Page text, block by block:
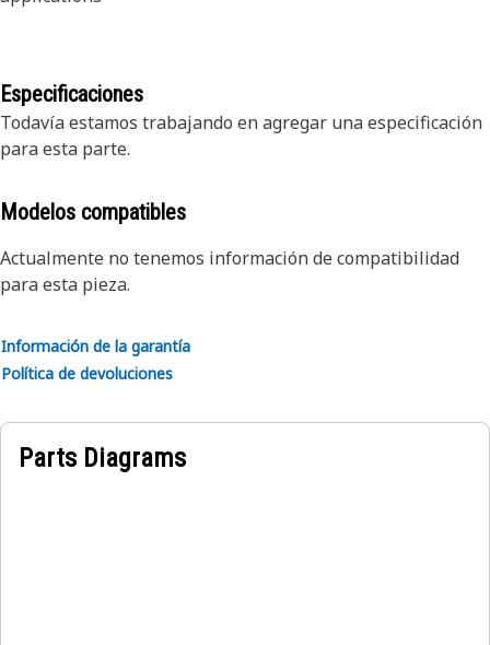
Especificaciones
Todavía estamos trabajando en agregar una especificación
para esta parte.
Modelos compatibles
Actualmente no tenemos información de compatibilidad
para esta pieza.
Información de la garantía
Política de devoluciones
Parts Diagrams